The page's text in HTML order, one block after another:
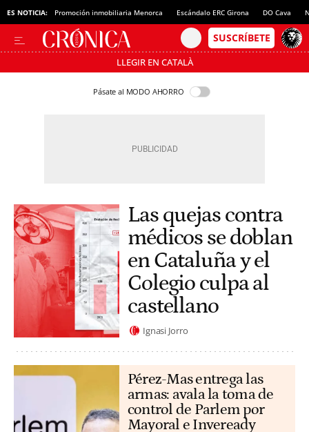
ES NOTICIA: Promoción inmobiliaria Menorca Escándalo ERC Girona DO Cava
LLEGIR EN CATALÀ
Pásate al MODO AHORRO
Las quejas contra
médicos se doblan
en Cataluña y el
Colegio culpa al
castellano
Ignasi Jorro
Pérez-Mas entrega las
armas: avala la toma de
control de Parlem por
Mayoral e Inveready